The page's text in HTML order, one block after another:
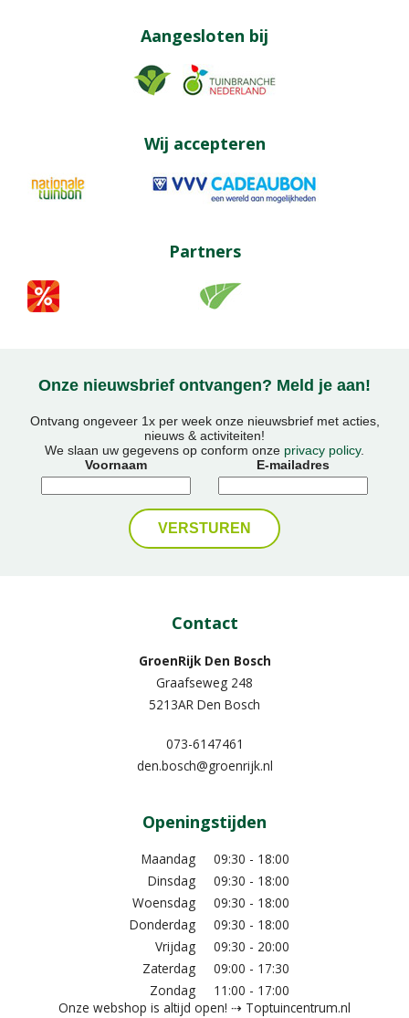
Aangesloten bij
Wij accepteren
Partners
Onze nieuwsbrief ontvangen? Meld je aan!
Ontvang ongeveer 1x per week onze nieuwsbrief met acties,
nieuws & activiteiten!
We slaan uw gegevens op conform onze privacy policy.
Voornaam
E-mailadres
Contact
GroenRijk Den Bosch
Graafseweg 248
5213AR Den Bosch
073-6147461
den.bosch@groenrijk.nl
Openingstijden
Maandag
09:30 - 18:00
Dinsdag
09:30 - 18:00
Woensdag
09:30 - 18:00
Donderdag
09:30 - 18:00
Vrijdag
09:30 - 20:00
Zaterdag
09:00 - 17:30
Zondag
11:00 - 17:00
Onze webshop is altijd open! ⇢ Toptuincentrum.nl